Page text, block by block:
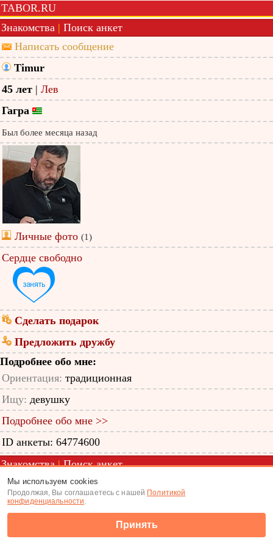
TABOR.RU
Знакомства | Поиск анкет
Написать сообщение
Timur
45 лет | Лев
Гагра
Был более месяца назад
Личные фото (1)
Сердце свободно
Сделать подарок
Предложить дружбу
Подробнее обо мне:
Ориентация: традиционная
Ищу: девушку
Подробнее обо мне >>
ID анкеты: 64774600
Знакомства|Поиск анкет
(c) Tabor.ru 2026
Мы используем cookies
Продолжая, Вы соглашаетесь с нашей Политикой
конфиденциальности.
Принять